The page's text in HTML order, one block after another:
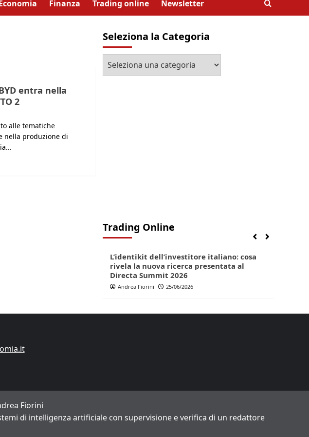
Finanza Trading online Newsletter
entra nella
2
alle tematiche
nella produzione di
Seleziona la Categoria
Seleziona
la
Trading Online
Finanza Lifestyle Trading online
L’identikit dell’investitore italiano: cosa
rivela la nuova ricerca presentata al
Directa Summit 2026
Andrea Fiorini 25/06/2026
Fiorini
di intelligenza artificiale con supervisione e verifica di un redattore